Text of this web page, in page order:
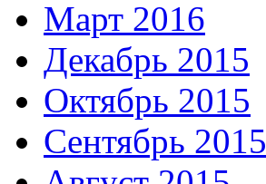
Март 2016
Декабрь 2015
Октябрь 2015
Сентябрь 2015